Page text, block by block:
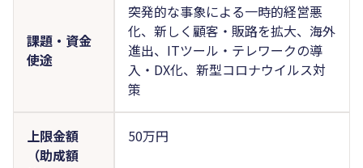
課題・資金
使途
突発的な事象による一時的経営悪
化、新しく顧客・販路を拡大、海外
進出、ITツール・テレワークの導
入・DX化、新型コロナウイルス対
策
上限金額
（助成額
50万円